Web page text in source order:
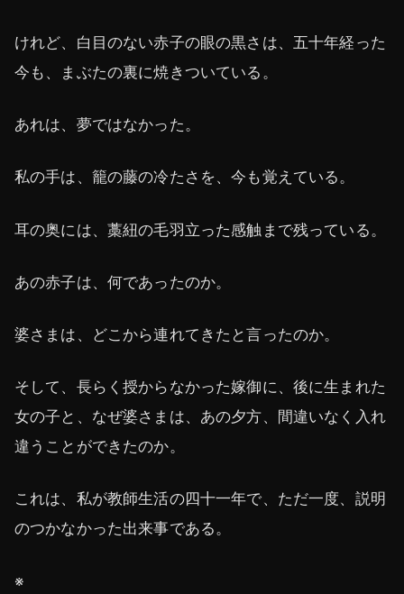
けれど、白目のない赤子の眼の黒さは、五十年経った
今も、まぶたの裏に焼きついている。
あれは、夢ではなかった。
私の手は、籠の藤の冷たさを、今も覚えている。
耳の奥には、藁紐の毛羽立った感触まで残っている。
あの赤子は、何であったのか。
婆さまは、どこから連れてきたと言ったのか。
そして、長らく授からなかった嫁御に、後に生まれた
女の子と、なぜ婆さまは、あの夕方、間違いなく入れ
違うことができたのか。
これは、私が教師生活の四十一年で、ただ一度、説明
のつかなかった出来事である。
※